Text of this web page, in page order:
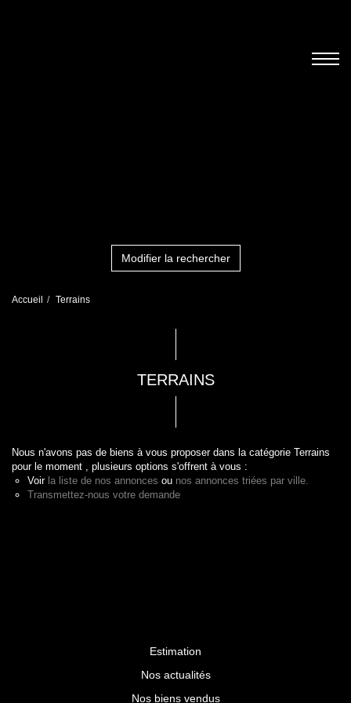
Modifier la rechercher
Accueil Terrains
TERRAINS
Nous n'avons pas de biens à vous proposer dans la catégorie Terrains
pour le moment , plusieurs options s'offrent à vous :
Voir la liste de nos annonces ou nos annonces triées par ville.
Transmettez-nous votre demande
Estimation
Nos actualités
Nos biens vendus